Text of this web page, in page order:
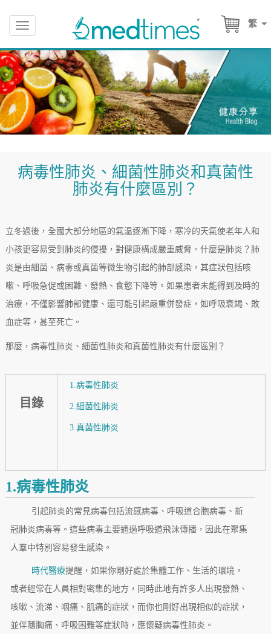
繁
Toggle
navigation
病毒性肺炎、細菌性肺炎和真菌性
肺炎有什麼區別？
立冬過後，全國大部分地區的氣温逐漸下降，寒冷的天氣使老年人和
小孩更容易受到肺炎的侵擾，對健康構成嚴重威脅。什麼是肺炎？肺
炎是由細菌、病毒或真菌等微生物引起的肺部感染，其症狀包括咳
嗽、呼吸急促或困難、發熱、食慾下降等。如果患者未能得到及時的
治療，不僅影響肺部健康、還可能引起嚴重併發症，如呼吸衰竭、敗
血症等，甚至死亡。
那麼，病毒性肺炎、細菌性肺炎和真菌性肺炎有什麼區別？
目錄
1.病毒性肺炎
2.細菌性肺炎
3.真菌性肺炎
1.病毒性肺炎
引起肺炎的常見病毒包括流感病毒、呼吸道合胞病毒、新
冠肺炎病毒等。這些病毒主要通過呼吸道飛沫傳播，因此在聚集
人羣中特別容易發生感染。
時代醫療提醒，如果你剛好處於集體工作、生活的環境，
或者經常在人員相對密集的地方，同時此地有許多人出現發熱、
咳嗽、流涕、咽痛、肌痛的症狀，而你也剛好出現相似的症狀，
並伴隨胸痛、呼吸困難等症狀時，應懷疑病毒性肺炎。